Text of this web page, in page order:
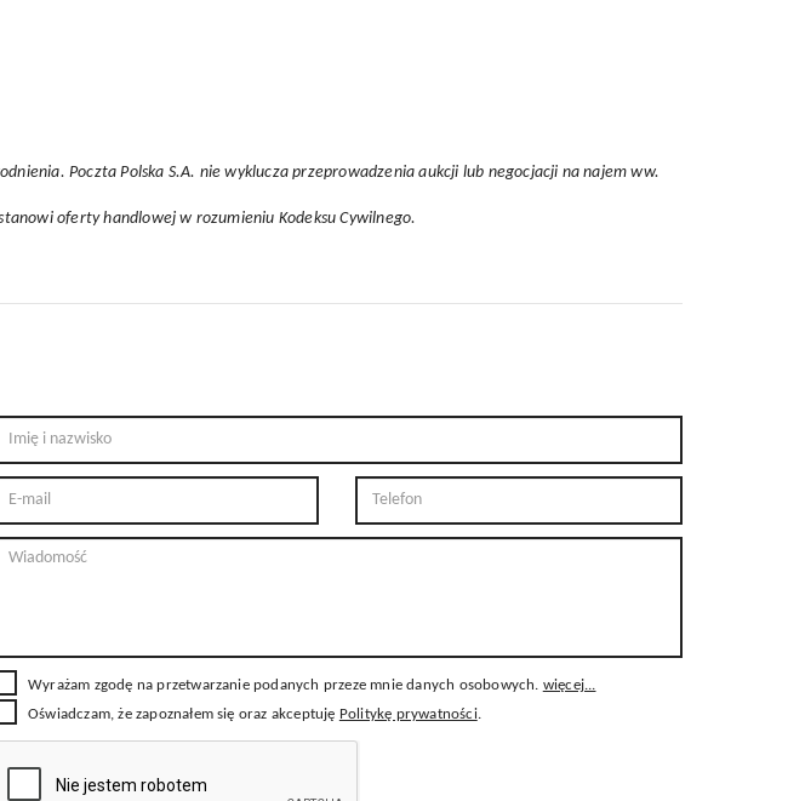
Poczta Polska S.A. nie wyklucza przeprowadzenia aukcji lub negocjacji na najem ww.
oferty handlowej w rozumieniu Kodeksu Cywilnego.
Wyrażam zgodę na przetwarzanie podanych przeze mnie danych osobowych. więcej...
Oświadczam, że zapoznałem się oraz akceptuję Politykę prywatności.